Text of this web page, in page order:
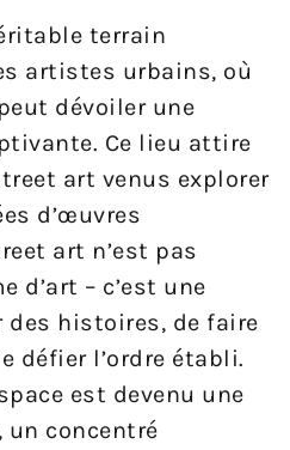
terrain
artistes urbains, où
dévoiler une
Ce lieu attire
art venus explorer
d’œuvres
art n’est pas
d’art – c’est une
des histoires, de faire
défier l’ordre établi.
est devenu une
un concentré